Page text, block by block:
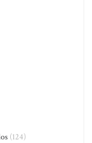
(124)